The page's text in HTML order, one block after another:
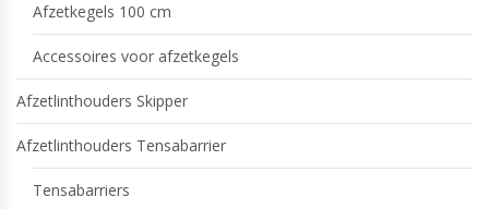
Afzetkegels 100 cm
Accessoires voor afzetkegels
Afzetlinthouders Skipper
Afzetlinthouders Tensabarrier
Tensabarriers